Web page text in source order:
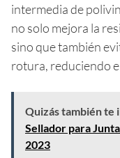
intermedia de
no solo mejora la
sino que también
rotura, reduciendo
Quizás también te
Sellador para
2023